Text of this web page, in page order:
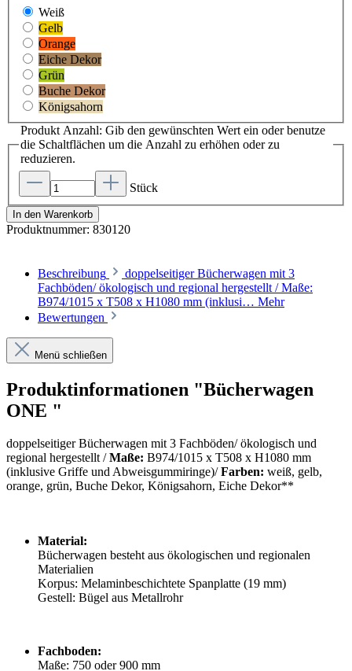
Weiß
Gelb
Orange
Eiche Dekor
Grün
Buche Dekor
Königsahorn
Produkt Anzahl: Gib den gewünschten Wert ein oder benutze
die Schaltflächen um die Anzahl zu erhöhen oder zu
reduzieren.
Stück
In den Warenkorb
Produktnummer: 830120
Beschreibung
doppelseitiger Bücherwagen mit 3
Fachböden/ ökologisch und regional hergestellt / Maße:
B974/1015 x T508 x H1080 mm (inklusi… Mehr
Bewertungen
Menü schließen
Produktinformationen "Bücherwagen
ONE "
doppelseitiger Bücherwagen mit 3 Fachböden/ ökologisch und
regional hergestellt /Maße: B974/1015 x T508 x H1080 mm
(inklusive Griffe und Abweisgummiringe)/Farben: weiß, gelb,
orange, grün, Buche Dekor, Königsahorn, Eiche Dekor**
Material:
Bücherwagen besteht aus ökologischen und regionalen
Materialien
Korpus: Melaminbeschichtete Spanplatte (19 mm)
Gestell: Bügel aus Metallrohr
Fachboden:
Maße: 750 oder 900 mm